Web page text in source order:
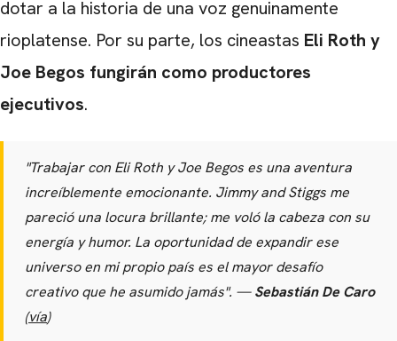
dotar a la historia de una voz genuinamente
rioplatense. Por su parte, los cineastas Eli Roth y
Joe Begos fungirán como productores
ejecutivos.
"Trabajar con Eli Roth y Joe Begos es una aventura
increíblemente emocionante. Jimmy and Stiggs me
pareció una locura brillante; me voló la cabeza con su
energía y humor. La oportunidad de expandir ese
universo en mi propio país es el mayor desafío
creativo que he asumido jamás". —Sebastián De Caro
(vía)